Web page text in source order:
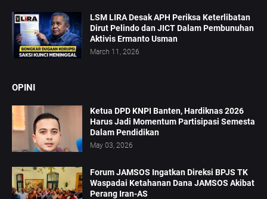
LSM LIRA Desak APH Periksa Keterlibatan
Dirut Pelindo dan JICT Dalam Pembunuhan
Aktivis Ermanto Usman
March 11, 2026
OPINI
Ketua DPD KNPI Banten, Hardiknas 2026
Harus Jadi Momentum Partisipasi Semesta
Dalam Pendidikan
May 03, 2026
Forum JAMSOS Ingatkan Direksi BPJS TK
Waspadai Ketahanan Dana JAMSOS Akibat
Perang Iran-AS